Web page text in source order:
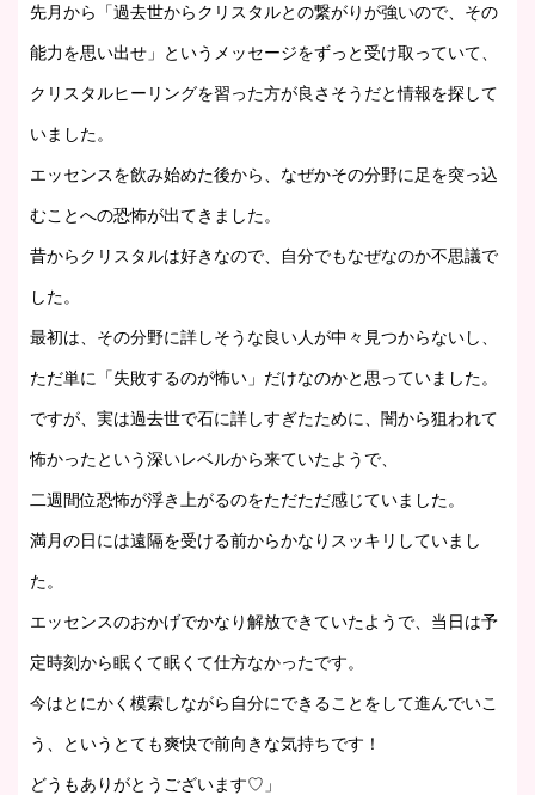
先月から「過去世からクリスタルとの繋がりが強いので、その
能力を思い出せ」というメッセージをずっと受け取っていて、
クリスタルヒーリングを習った方が良さそうだと情報を探して
いました。
エッセンスを飲み始めた後から、なぜかその分野に足を突っ込
むことへの恐怖が出てきました。
昔からクリスタルは好きなので、自分でもなぜなのか不思議で
した。
最初は、その分野に詳しそうな良い人が中々見つからないし、
ただ単に「失敗するのが怖い」だけなのかと思っていました。
ですが、実は過去世で石に詳しすぎたために、闇から狙われて
怖かったという深いレベルから来ていたようで、
二週間位恐怖が浮き上がるのをただただ感じていました。
満月の日には遠隔を受ける前からかなりスッキリしていまし
た。
エッセンスのおかげでかなり解放できていたようで、当日は予
定時刻から眠くて眠くて仕方なかったです。
今はとにかく模索しながら自分にできることをして進んでいこ
う、というとても爽快で前向きな気持ちです！
どうもありがとうございます♡」